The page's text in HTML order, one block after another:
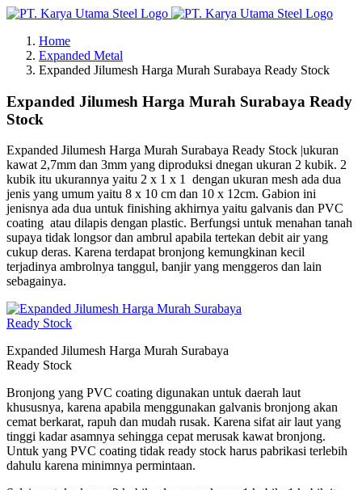
Skip
contentHome
Expanded Metal
Expanded Jilumesh Harga Murah Surabaya Ready Stock
Expanded Jilumesh Harga Murah Surabaya Ready
Stock
Expanded Jilumesh Harga Murah Surabaya Ready Stock |ukuran
kawat 2,7mm dan 3mm yang diproduksi dnegan ukuran 2 kubik. 2
kubik itu ukurannya yaitu 2 x 1 x 1 dengan ukuran mesh ada dua
jenis yang umum yaitu 8 x 10 cm dan 10 x 12cm. Gabion ini
jenisnya ada dua untuk finishing akhirnya yaitu galvanis dan PVC
coating atau dilapis dengan plastic. Berfungsi untuk menahan tanah
supaya tidak longsor dan ambrul apabila tertekan debit air yang
cukup deras. Karena terdapat bronjong kemungkinan kecil
terjadinya ambrolnya tanggul, banjir yang menggeros dan lain
sebagainya.
Expanded Jilumesh Harga Murah Surabaya
Ready Stock
Bronjong yang PVC coating digunakan untuk daerah laut
khususnya, karena apabila menggunakan galvanis bronjong akan
cemat berkarat, rapuh dan mudah rusak. Karena sifat air laut yang
tinggi kadar asamnya sehingga cepat merusak kawat bronjong.
Untuk yang PVC coating tidak ready stock harus pabrikasi terlebih
dahulu karena minimnya permintaan.